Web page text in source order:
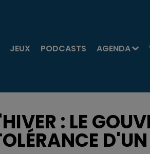
JEUX PODCASTS AGENDA
: LE